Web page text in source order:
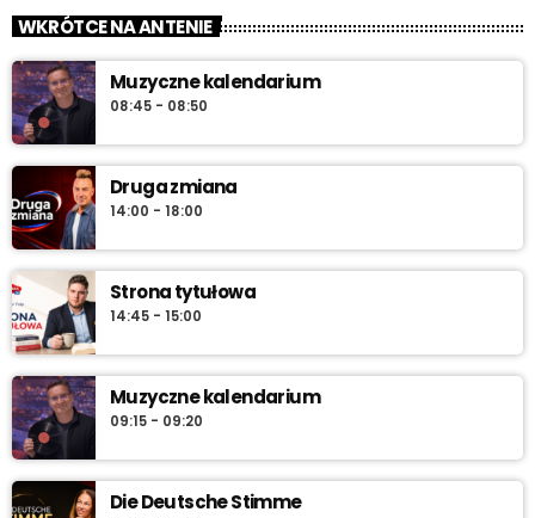
zacznij z nami każdy dzień!
„Od świtu do południa” – poranny program Radia Vanessa od
poniedziałku do soboty w godz. 6:00–12:00. Jakub Koniński
serwuje lokalne informacje, pogodę, przegląd wydarzeń i
najlepszą muzykę, która towarzyszy od pierwszych chwil dnia aż
WKRÓTCE NA ANTENIE
Muzyczne kalendarium
08:45 - 08:50
Druga zmiana
14:00 - 18:00
Strona tytułowa
14:45 - 15:00
Muzyczne kalendarium
09:15 - 09:20
Die Deutsche Stimme